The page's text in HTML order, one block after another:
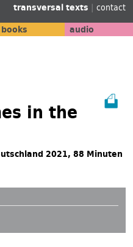
transversal texts | contact
books audio
in the
2021, 88 Minuten